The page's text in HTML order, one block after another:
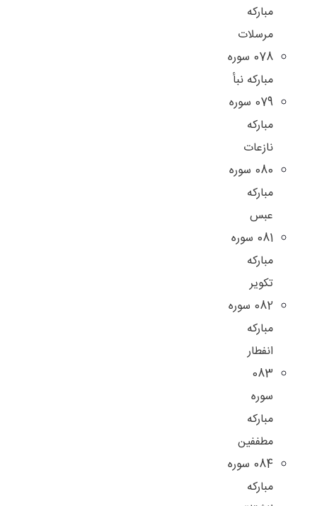
مبارکه
مرسلات
078 سوره
مبارکه نبأ
079 سوره
مبارکه
نازعات
080 سوره
مبارکه
عبس
081 سوره
مبارکه
تکویر
082 سوره
مبارکه
انفطار
083
سوره
مبارکه
مطففین
084 سوره
مبارکه